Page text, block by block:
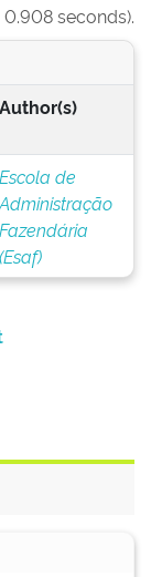
0.908 seconds).
Author(s)
Escola de
Administração
Fazendária
(Esaf)